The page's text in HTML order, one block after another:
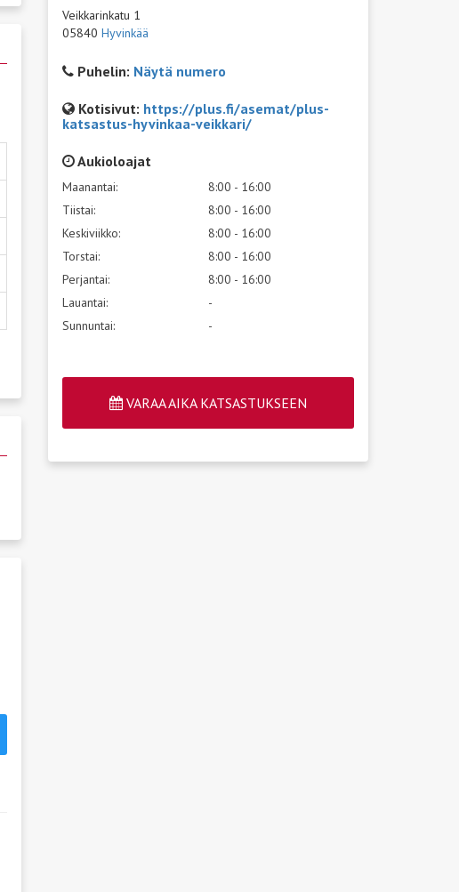
Veikkarinkatu 1
05840 Hyvinkää
Puhelin: Näytä numero
Kotisivut: https://plus.fi/asemat/plus-
katsastus-hyvinkaa-veikkari/
Aukioloajat
Maanantai:
8:00 - 16:00
Tiistai:
8:00 - 16:00
Keskiviikko:
8:00 - 16:00
Torstai:
8:00 - 16:00
Perjantai:
8:00 - 16:00
Lauantai:
-
Sunnuntai:
-
VARAA AIKA KATSASTUKSEEN